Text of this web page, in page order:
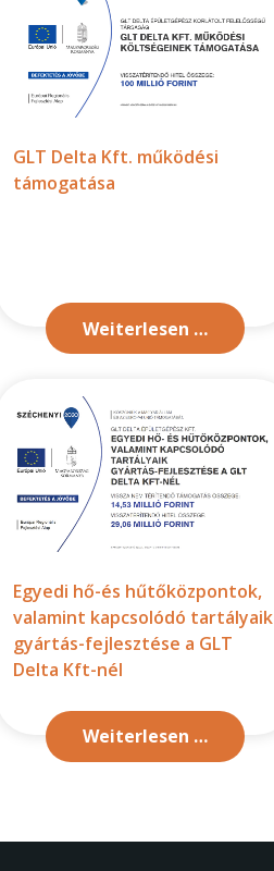
GLT Delta Kft. működési
támogatása
Weiterlesen …
Egyedi hő-és hűtőközpontok,
valamint kapcsolódó tartályaik
gyártás-fejlesztése a GLT
Delta Kft-nél
Weiterlesen …